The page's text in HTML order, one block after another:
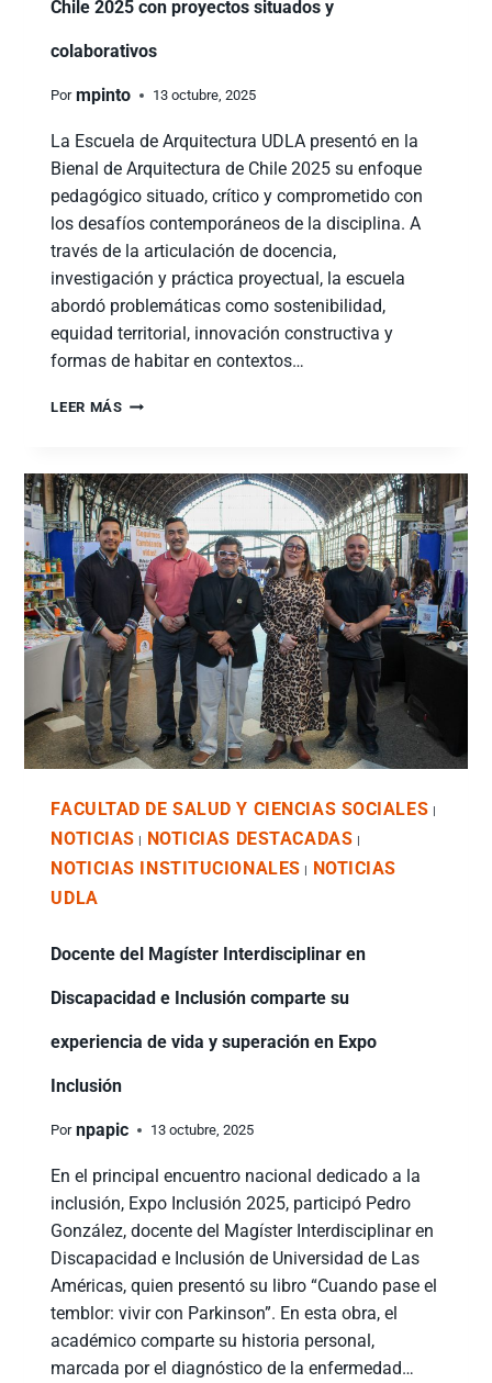
Chile 2025 con proyectos situados y
colaborativos
Por mpinto 13 octubre, 2025
La Escuela de Arquitectura UDLA presentó en la
Bienal de Arquitectura de Chile 2025 su enfoque
pedagógico situado, crítico y comprometido con
los desafíos contemporáneos de la disciplina. A
través de la articulación de docencia,
investigación y práctica proyectual, la escuela
abordó problemáticas como sostenibilidad,
equidad territorial, innovación constructiva y
formas de habitar en contextos…
LEER MÁS
FACULTAD DE SALUD Y CIENCIAS SOCIALES |
NOTICIAS | NOTICIAS DESTACADAS |
NOTICIAS INSTITUCIONALES | NOTICIAS
UDLA
Docente del Magíster Interdisciplinar en
Discapacidad e Inclusión comparte su
experiencia de vida y superación en Expo
Inclusión
Por npapic 13 octubre, 2025
En el principal encuentro nacional dedicado a la
inclusión, Expo Inclusión 2025, participó Pedro
González, docente del Magíster Interdisciplinar en
Discapacidad e Inclusión de Universidad de Las
Américas, quien presentó su libro “Cuando pase el
temblor: vivir con Parkinson”. En esta obra, el
académico comparte su historia personal,
marcada por el diagnóstico de la enfermedad…